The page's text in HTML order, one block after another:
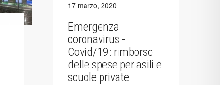
17 marzo, 2020
Emergenza
coronavirus -
Covid/19: rimborso
delle spese per asili e
scuole private